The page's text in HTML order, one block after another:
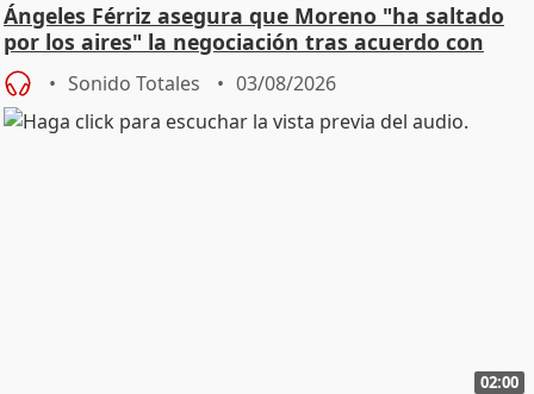
Ángeles Férriz asegura que Moreno "ha saltado
por los aires" la negociación tras acuerdo con
SMA
Sonido Totales 03/08/2026
02:00